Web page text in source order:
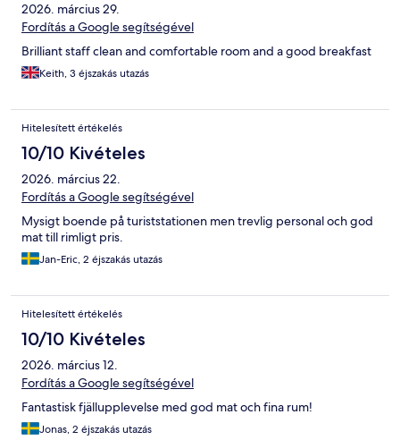
2026. március 29.
Fordítás a Google segítségével
Brilliant staff clean and comfortable room and a good breakfast
Keith, 3 éjszakás utazás
Hitelesített értékelés
10/10 Kivételes
2026. március 22.
Fordítás a Google segítségével
Mysigt boende på turiststationen men trevlig personal och god
mat till rimligt pris.
Jan-Eric, 2 éjszakás utazás
Hitelesített értékelés
10/10 Kivételes
2026. március 12.
Fordítás a Google segítségével
Fantastisk fjällupplevelse med god mat och fina rum!
Jonas, 2 éjszakás utazás